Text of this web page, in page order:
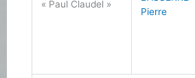
« Paul Claudel »
Pierre